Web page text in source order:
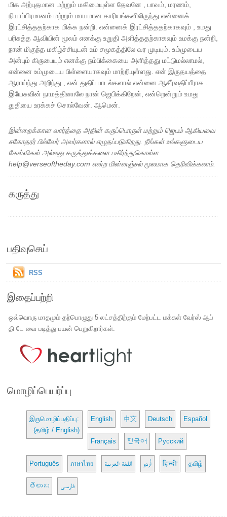
மிக அற்புதமான மற்றும் மகிமையுள்ள தேவனே , பாவம், மரணம்,
நியாப்பிரமானம் மற்றும் மாயமான காரியங்களிலிருந்து என்னைக்
இரட்சித்ததற்காக மிக்க நன்றி. என்னைக் இரட்சித்ததற்காகவும் , உமது
பரிசுத்த ஆவியின் மூலம் எனக்கு உறுதி அளித்ததற்காகவும் உமக்கு நன்றி,
நான் மிகுந்த மகிழ்ச்சியுடன் உம் சமூகத்திலே வர முடியும். உம்முடைய
அன்பும் கிருபையும் எனக்கு நம்பிக்கையை அளித்தது மட்டுமல்லாமல்,
என்னை உம்முடைய பிள்ளையாகவும் மாற்றியுள்ளது. என் இருதயத்தை
ஆராய்ந்து அறிந்து , என் துதிப் பாடல்களால் என்னை ஆசீர்வதிப்பீராக .
இயேசுவின் நாமத்தினாலே நான் ஜெபிக்கிறேன், என்றென்றும் உமது
துதியை உரக்கச் சொல்வேன். ஆமென்.
இன்றைக்கான வார்த்தை அதின் கருப்பொருள் மற்றும் ஜெபம் ஆகியவை
சகோதரர் பில்வேர் அவர்களால் எழுதப்படுகிறது. நீங்கள் உங்களுடைய
கேள்விகள் அல்லது கருத்துக்களை பகிர்ந்துகொள்ள
help@verseoftheday.com என்ற மின்னஞ்சல் மூலமாக தெரிவிக்கலாம்.
கருத்து
பதிவுசெய்
RSS
இதைப்பற்றி
ஒவ்வொரு மாதமும் தற்பொழுது 5 லட்சத்திற்கும் மேற்பட்ட மக்கள் வேர்ஸ் ஆப்
தி டே வை படித்து பயன் பெறுகிறார்கள்.
மொழிப்பெயர்ப்பு
இருமொழிப்பதிப்பு:
(தமிழ் / English)
English 中文 Deutsch Español
Français 한국어 Русский
Português ภาษาไทย اللغة العربية اُردو हिन्दी தமிழ்
తెలుగు فارسی